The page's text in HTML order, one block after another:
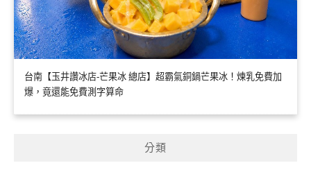
台南【玉井讚冰店-芒果冰 總店】超霸氣銅鍋芒果冰！煉乳免費加
爆，竟還能免費測字算命
分類